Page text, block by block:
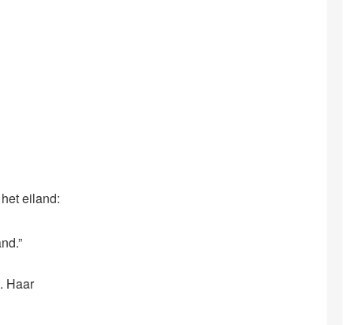
eiland:
Haar